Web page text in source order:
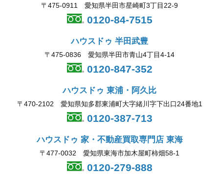
〒475-0911 愛知県半田市星崎町3丁目22-9
0120-84-7515
ハウスドゥ 半田武豊
〒475-0836 愛知県半田市青山4丁目4-14
0120-847-352
ハウスドゥ 東浦・阿久比
〒470-2102 愛知県知多郡東浦町大字緒川字下出口24番地1
0120-387-713
ハウスドゥ 家・不動産買取専門店 東海
〒477-0032 愛知県東海市加木屋町柿畑58-1
0120-279-888